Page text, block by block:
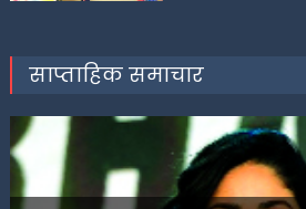
साप्ताहिक समाचार